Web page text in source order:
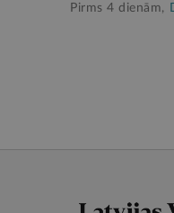
Pirms 4 dienām,